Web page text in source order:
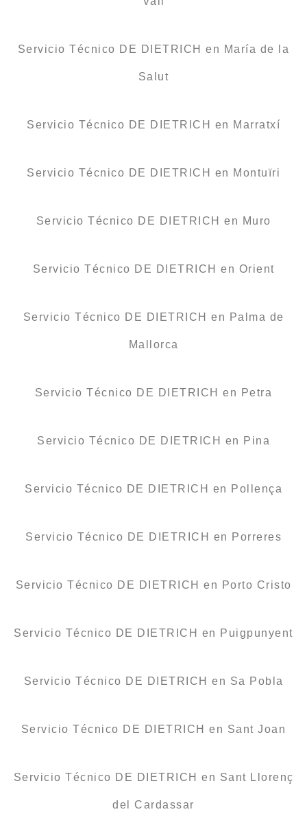
Servicio Técnico DE DIETRICH en María de la
Salut
Servicio Técnico DE DIETRICH en Marratxí
Servicio Técnico DE DIETRICH en Montuïri
Servicio Técnico DE DIETRICH en Muro
Servicio Técnico DE DIETRICH en Orient
Servicio Técnico DE DIETRICH en Palma de
Mallorca
Servicio Técnico DE DIETRICH en Petra
Servicio Técnico DE DIETRICH en Pina
Servicio Técnico DE DIETRICH en Pollença
Servicio Técnico DE DIETRICH en Porreres
Servicio Técnico DE DIETRICH en Porto Cristo
Servicio Técnico DE DIETRICH en Puigpunyent
Servicio Técnico DE DIETRICH en Sa Pobla
Servicio Técnico DE DIETRICH en Sant Joan
Servicio Técnico DE DIETRICH en Sant Llorenç
del Cardassar